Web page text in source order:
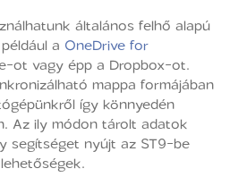
általános felhő alapú
a OneDrive for
ot vagy épp a Dropbox-ot.
mappa formájában
így könnyedén
Az ily módon tárolt adatok
segítséget nyújt az ST9-be
lehetőségek.